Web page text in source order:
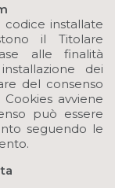
codice installate
il Titolare
alle finalità
dei
del consenso
avviene
può essere
seguendo le